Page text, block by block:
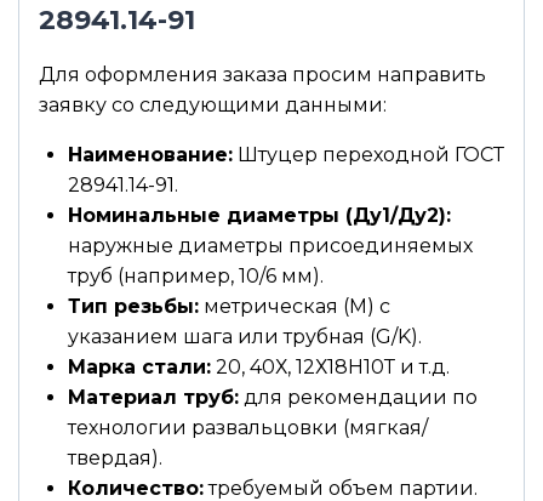
28941.14-91
Для оформления заказа просим направить
заявку со следующими данными:
Наименование: Штуцер переходной ГОСТ
28941.14-91.
Номинальные диаметры (Ду1/Ду2):
наружные диаметры присоединяемых
труб (например, 10/6 мм).
Тип резьбы: метрическая (М) с
указанием шага или трубная (G/K).
Марка стали: 20, 40Х, 12Х18Н10Т и т.д.
Материал труб: для рекомендации по
технологии развальцовки (мягкая/
твердая).
Количество:требуемый объем партии.